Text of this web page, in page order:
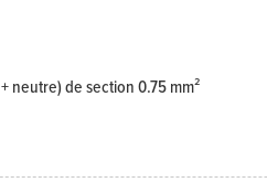
neutre) de section 0.75 mm²